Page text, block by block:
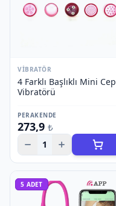
VIBRATÖR
4 Farklı Başlıklı Mini Cep
Vibratörü
PERAKENDE
273,9 ₺
1
5 ADET